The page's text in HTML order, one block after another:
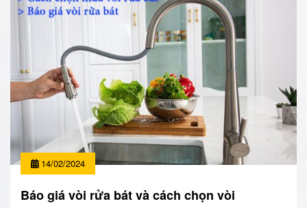
14/02/2024
Báo giá vòi rửa bát và cách chọn vòi